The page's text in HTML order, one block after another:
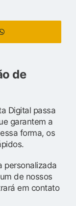
de
Digital passa
garantem a
forma, os
personalizada
de nossos
em contato